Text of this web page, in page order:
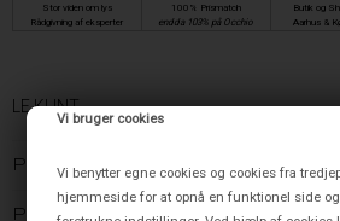
Vi bruger cookies
Vi benytter egne cookies og cookies fra
hjemmeside for at opnå en funktionel side
Stor viden om lys
Rådgivning af eksperter
100% Prismatch
endda 103% på Occhio
Butik og
Aarhus &
LE KLINT
PRODUKTBESKRIVELSE
PRODUKTINFORMATION